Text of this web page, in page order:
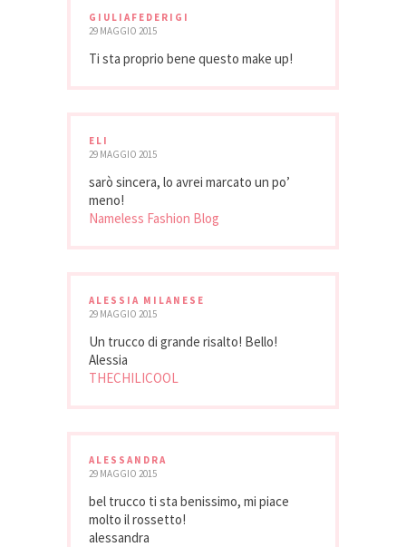
GIULIAFEDERIGI
29 MAGGIO 2015
Ti sta proprio bene questo make up!
ELI
29 MAGGIO 2015
sarò sincera, lo avrei marcato un po’
meno!
Nameless Fashion Blog
ALESSIA MILANESE
29 MAGGIO 2015
Un trucco di grande risalto! Bello!
Alessia
THECHILICOOL
ALESSANDRA
29 MAGGIO 2015
bel trucco ti sta benissimo, mi piace
molto il rossetto!
alessandra